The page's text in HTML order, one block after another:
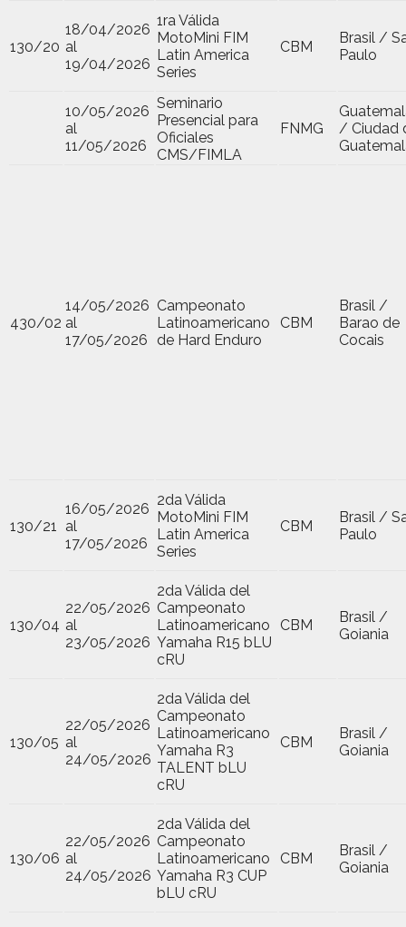
130/20
18/04/2026
al
19/04/2026
1ra Válida
MotoMini FIM
Latin America
Series
CBM
Brasil /
Paulo
10/05/2026
al
11/05/2026
Seminario
Presencial para
Oficiales
CMS/FIMLA
FNMG
/ Ciudad
430/02
14/05/2026
al
17/05/2026
Campeonato
Latinoamericano
de Hard Enduro
CBM
Brasil /
Barao de
Cocais
130/21
16/05/2026
al
17/05/2026
2da Válida
MotoMini FIM
Latin America
Series
CBM
Brasil /
Paulo
130/04
22/05/2026
al
23/05/2026
2da Válida del
Campeonato
Latinoamericano
Yamaha R15 bLU
cRU
CBM
Brasil /
Goiania
130/05
22/05/2026
al
24/05/2026
2da Válida del
Campeonato
Latinoamericano
Yamaha R3
TALENT bLU
cRU
CBM
Brasil /
Goiania
130/06
22/05/2026
al
24/05/2026
2da Válida del
Campeonato
Latinoamericano
Yamaha R3 CUP
bLU cRU
CBM
Brasil /
Goiania